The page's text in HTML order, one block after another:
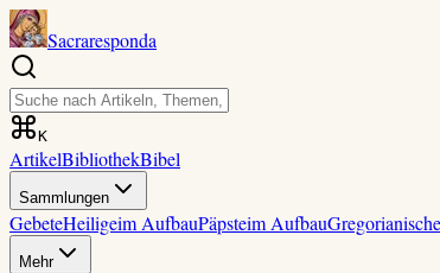
Sacraresponda
K
ArtikelBibliothekBibel
Sammlungen
GebeteHeiligeim AufbauPäpsteim Aufbau
Mehr